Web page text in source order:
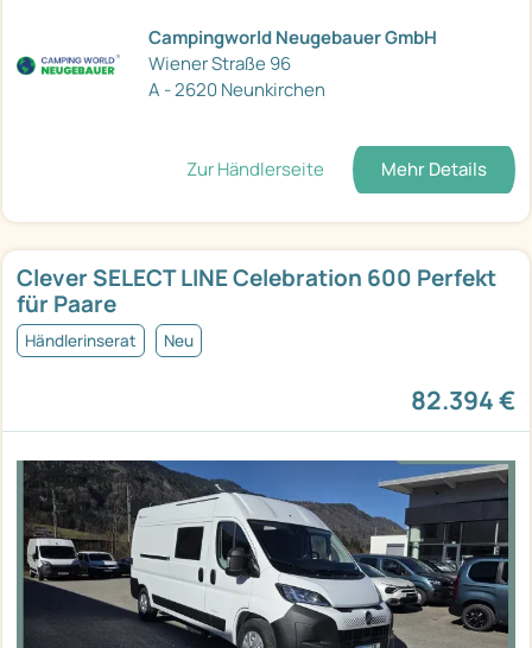
Campingworld Neugebauer GmbH
Wiener Straße 96
A - 2620 Neunkirchen
Zur Händlerseite Mehr Details
Clever SELECT LINE Celebration 600 Perfekt
für Paare
Händlerinserat Neu
82.394 €